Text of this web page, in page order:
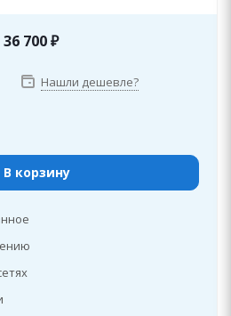
36 700₽
Нашли дешевле?
В корзину